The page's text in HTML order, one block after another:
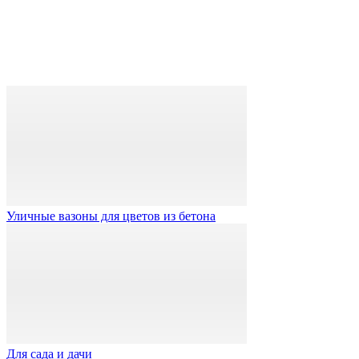
Уличные вазоны для цветов из бетона
Для сада и дачи